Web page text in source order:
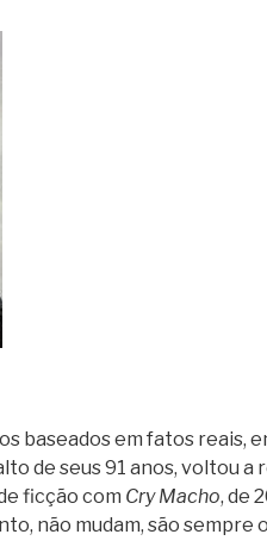
5.0 stars
baseados em fatos reais,
de seus 91 anos, voltou a
ficção com Cry Macho, de
não mudam, são sempre